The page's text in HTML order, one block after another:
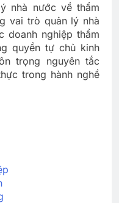
nhà nước về thẩm
vai trò quản lý nhà
doanh nghiệp thẩm
quyền tự chủ kinh
trọng nguyên tắc
trong hành nghề